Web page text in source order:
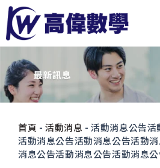
首頁 -活動消息 -活動消息公告活
活動消息公告活動消息公告活動
消息公告活動消息公告活動消息